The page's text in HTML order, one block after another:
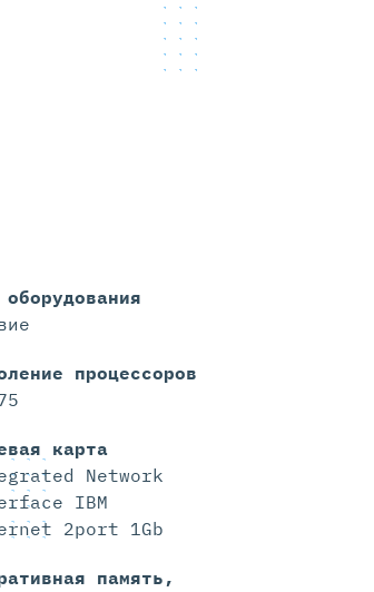
процессоров
карта
Network
IBM
2port 1Gb
память,